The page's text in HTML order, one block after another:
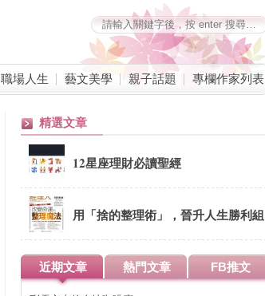
職場人生 藝文美學 親子話題 專欄作家列表
精選文章
12星座理財必讀聖經
用「捨的整理術」，晉升人生勝利組
近期文章 熱門文章 FB推文